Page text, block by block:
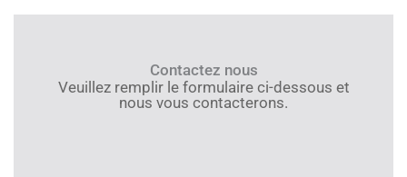
Contactez nous
Veuillez remplir le formulaire ci-dessous et
nous vous contacterons.